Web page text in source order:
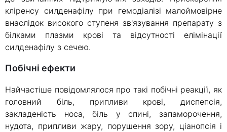
кліренсу силденафілу при гемодіалізі малоймовірне
внаслідок високого ступеня зв'язування препарату з
білками плазми крові та відсутності елімінації
силденафілу з сечею.
Побічні ефекти
Найчастіше повідомлялося про такі побічні реакції, як
головний біль, припливи крові, диспепсія,
закладеність носа, біль у спині, запаморочення,
нудота, припливи жару, порушення зору, ціанопсія і